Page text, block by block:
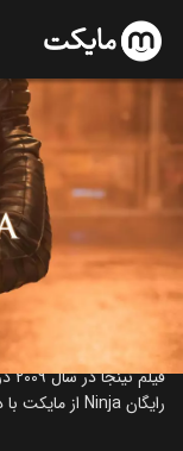
فیلم نینجا با
۴۶۲ 93% ۵.۵
ساخت آمریکا سال 2009
اکشن
رایگان Ninja از مایکت با دوبله و زیرنویس فارسی بدون نیاز به دانلود.